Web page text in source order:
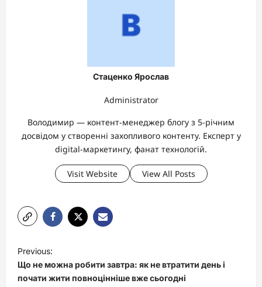
Стаценко Ярослав
Administrator
Володимир — контент-менеджер блогу з 5-річним
досвідом у створенні захопливого контенту. Експерт у
digital-маркетингу, фанат технологій.
Visit Website View All Posts
P
o
s
Previous:
Що не можна робити завтра: як не втратити день і
почати жити повноцінніше вже сьогодні